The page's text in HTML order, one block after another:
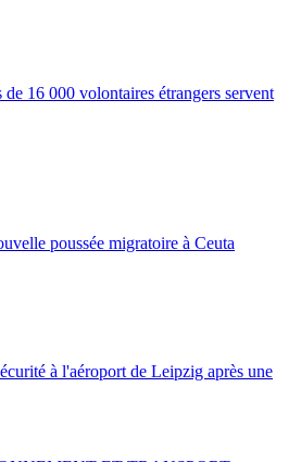
16 000 volontaires étrangers servent
poussée migratoire à Ceuta
à l'aéroport de Leipzig après une